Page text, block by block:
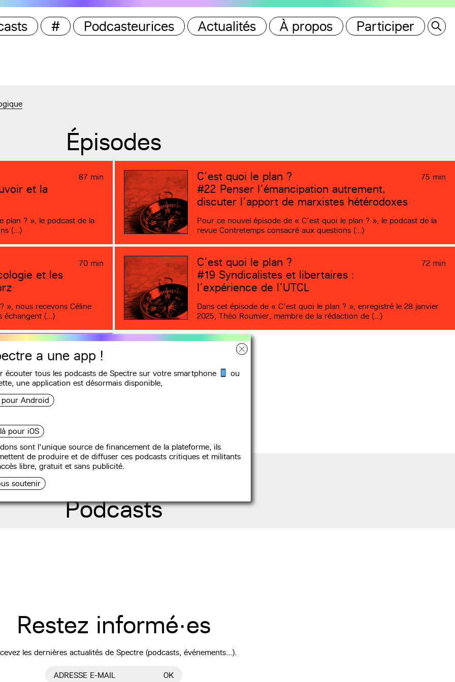
# Podcasteurices Actualités À propos Participer
a une app !
écouter tous les podcasts de Spectre sur votre smartphone
ou
une application est désormais disponible,
Android
pour iOS
sont l'unique source de financement de la plateforme, ils
de produire et de diffuser ces podcasts critiques et militants
libre, gratuit et sans publicité.
soutenir
Épisodes
et la
87 min
plan ? », le podcast de la
(…)
C’est quoi le plan ?
#22 Penser l’émancipation autrement,
discuter l’apport de marxistes hétérodoxes
75 min
Pour ce nouvel épisode de « C’est quoi le plan ? », le podcast de la
revue Contretemps consacré aux questions (…)
et les
70 min
», nous recevons Céline
échangent (…)
C’est quoi le plan ?
#19 Syndicalistes et libertaires :
l’expérience de l’UTCL
72 min
Dans cet épisode de « C’est quoi le plan ? », enregistré le 28 janvier
2025, Théo Roumier, membre de la rédaction de (…)
français
50 min
le 19 décembre 2024,
Survie, Riwadi (…)
Podcasts
Restez informé·es
les dernières actualités de Spectre (podcasts, événements…).
ADRESSE E-MAIL OK